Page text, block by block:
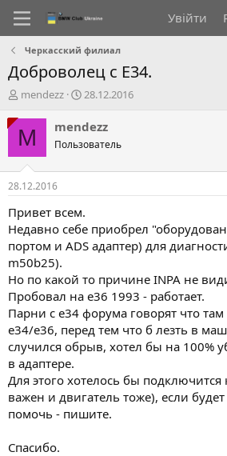
Увійти
Черкасский филиал
Доброволец с E34.
А
т
о
т
е
м
и
mendezz
Д
т
с
о
н
н
28.12.2016
M mendezz
Пользователь
28.12.2016
Привет всем.
Недавно себе приобрел
портом и ADS адаптер) для
m50b25).
Но по какой то причине INPA не
Пробовал на e36 1993 - работает.
Парни с e34 форума говорят что
e34/e36, перед тем что б лезть в
случился обрыв, хотел бы на 100%
в адаптере.
Для этого хотелось бы подключится
важен и двигатель тоже), если
помочь - пишите.
Спасибо.